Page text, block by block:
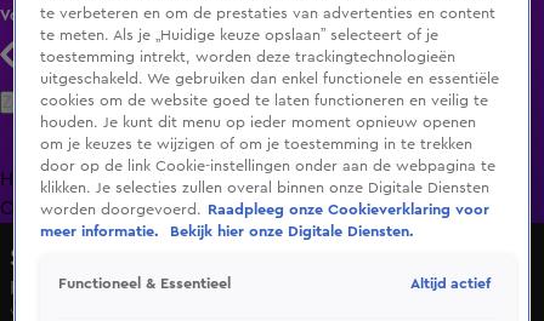
Volg KIJK
Zoeken
HomeUitzending Gemist Programma's De Bondgenoten
OranjezomerLivestreamsShop
Shownieuws
Ruben Hillen reageert op winst bij The Voice
Vr 8 mei, 23:13
te verbeteren en om de prestaties van advertenties en content
te meten. Als je „Huidige keuze opslaan” selecteert of je
toestemming intrekt, worden deze trackingtechnologieën
uitgeschakeld. We gebruiken dan enkel functionele en essentiële
cookies om de website goed te laten functioneren en veilig te
houden. Je kunt dit menu op ieder moment opnieuw openen
om je keuzes te wijzigen of om je toestemming in te trekken
door op de link Cookie-instellingen onder aan de webpagina te
klikken. Je selecties zullen overal binnen onze Digitale Diensten
worden doorgevoerd.
Raadpleeg onze Cookieverklaring voor
meer informatie.
Bekijk hier onze Digitale Diensten.
Functioneel & Essentieel Altijd actief